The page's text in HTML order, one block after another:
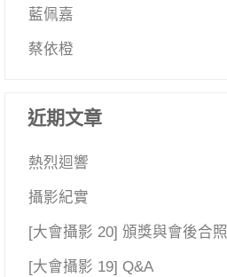
藍佩嘉
蔡依橙
近期文章
熱烈迴響
攝影紀實
[大會攝影 20] 頒獎與會後合照
[大會攝影 19] Q&A